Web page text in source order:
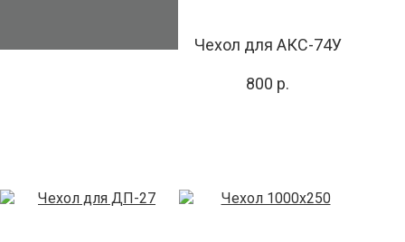
Чехол для АКС-74У
800 р.